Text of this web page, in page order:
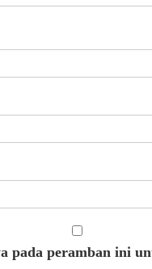
pada peramban ini